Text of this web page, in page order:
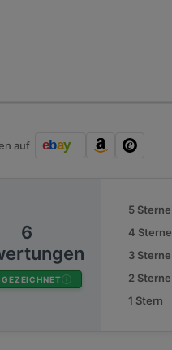
auf
6
5 Sterne
4 Sterne
3 Sterne
2 Sterne
1 Stern